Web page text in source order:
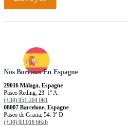
Nos Bureaux En Espagne
29016 Málaga, Espagne
Paseo Reding, 23. 1º A.
(+34) 951 204 061
08007 Barcelone, Espagne
Paseo de Gracia, 54. 3º D.
(+34) 93 018 6626